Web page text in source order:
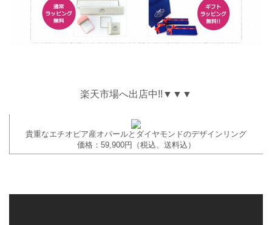
楽天市場へ出店中!!▼▼▼
貴重なエチオピア産オパールとダイヤモンドのデザインリング
価格：59,900円（税込、送料込）